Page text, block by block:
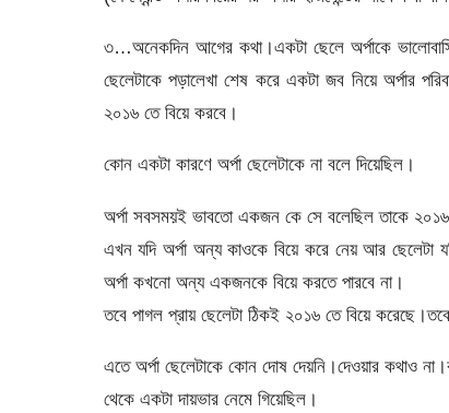
৩…অনেকদিন আগের কথা।একটা ছেলে অর্পাকে
ছেলেটাকে পড়ালেখা শেষ করে একটা জব নিয়ে অর্পার
২০১৬ তে বিয়ে করবে।
কোন একটা কারণে অর্পা ছেলেটাকে না বলে দিয়েছিল।
অর্পা সবসময়ই ভাবতো একজন কে সে বলেছিল তাকে ২০১৬
এখন যদি অর্পা অন্য কাওকে বিয়ে করে নেয় আর ছেলেটা
অর্পা কখনো অন্য একজনকে বিয়ে করতে পারবে না।
তবে পাগল প্রায় ছেলেটা ঠিকই ২০১৬ তে বিয়ে
এতে অর্পা ছেলেটাকে কোন দোষ দেয়নি।দেওয়ার কথাও
থেকে একটা দায়ভার নেমে গিয়েছিল।